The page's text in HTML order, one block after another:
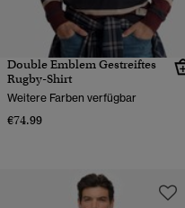
Double Emblem Gestreiftes
Rugby-Shirt
Weitere Farben verfügbar
€74.99